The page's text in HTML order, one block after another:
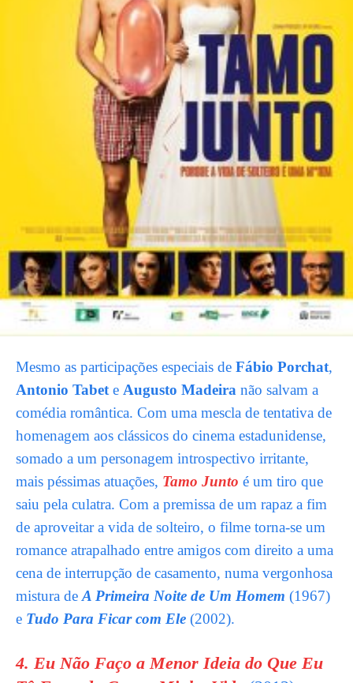
Mesmo as participações especiais de Fábio Porchat,
Antonio Tabete Augusto Madeira não salvam a
comédia romântica. Com uma mescla de tentativa de
homenagem aos clássicos do cinema estadunidense,
somado a um personagem introspectivo irritante,
mais péssimas atuações, Tamo Junto é um tiro que
saiu pela culatra. Com a premissa de um rapaz a fim
de aproveitar a vida de solteiro, o filme torna-se um
romance atrapalhado entre amigos com direito a uma
cena de interrupção de casamento, numa vergonhosa
mistura deA Primeira Noite de Um Homem (1967)
e Tudo Para Ficar com Ele (2002).
4. Eu Não Faço a Menor Ideia do Que Eu